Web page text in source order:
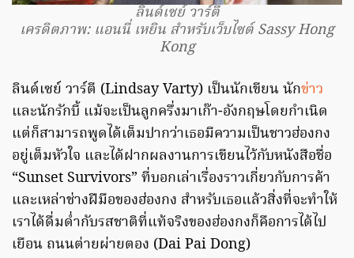
ลินด์เซย์ วาร์ตี
เครดิตภาพ: แอนนี่ เหยิน สำหรับเว็บไซต์ Sassy Hong
Kong
ลินด์เซย์ วาร์ตี (Lindsay Varty) เป็นนักเขียน นักข่าว
และนักรักบี้ แม้จะเป็นลูกครึ่งมาเก๊า-อังกฤษโดยกำเนิด
แต่ก็สามารถพูดได้เต็มปากว่าเธอมีความเป็นชาวฮ่องกง
อยู่เต็มหัวใจ และได้ฝากผลงานการเขียนไว้กับหนังสือชื่อ
“Sunset Survivors” ที่บอกเล่าเรื่องราวเกี่ยวกับการค้า
และเหล่าช่างฝีมือของฮ่องกง สำหรับเธอแล้วสิ่งที่จะทำให้
เราได้ดื่มด่ำกับรสชาติที่แท้จริงของฮ่องกงก็คือการได้ไป
เยือน ถนนต่ายผ่ายตอง (Dai Pai Dong)